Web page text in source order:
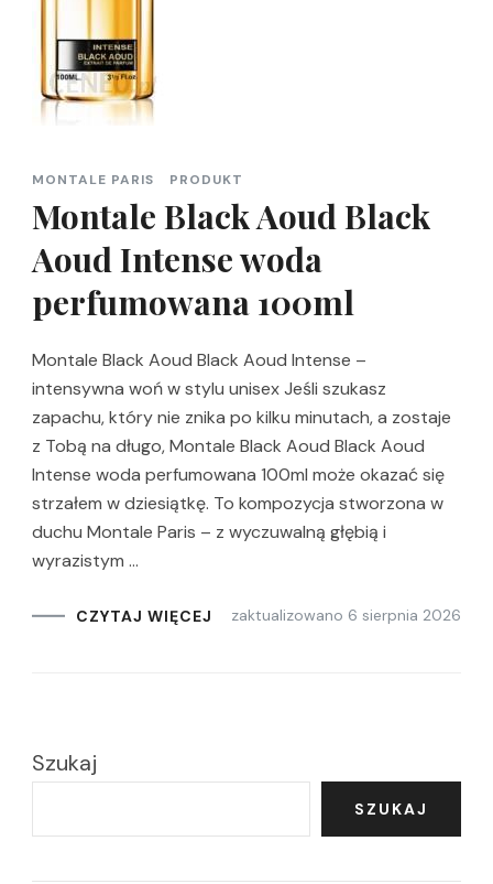
MONTALE PARIS PRODUKT
Montale Black Aoud Black
Aoud Intense woda
perfumowana 100ml
Montale Black Aoud Black Aoud Intense –
intensywna woń w stylu unisex Jeśli szukasz
zapachu, który nie znika po kilku minutach, a zostaje
z Tobą na długo, Montale Black Aoud Black Aoud
Intense woda perfumowana 100ml może okazać się
strzałem w dziesiątkę. To kompozycja stworzona w
duchu Montale Paris – z wyczuwalną głębią i
wyrazistym …
CZYTAJ WIĘCEJ zaktualizowano 6 sierpnia 2026
Szukaj
SZUKAJ